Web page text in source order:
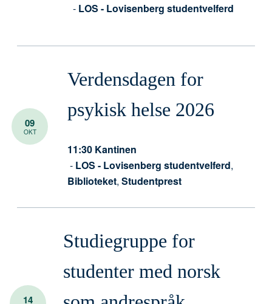
- LOS - Lovisenberg studentvelferd
09
OKT
Verdensdagen for
psykisk helse 2026
11:30 Kantinen
- LOS - Lovisenberg studentvelferd,
Biblioteket, Studentprest
14
Studiegruppe for
studenter med norsk